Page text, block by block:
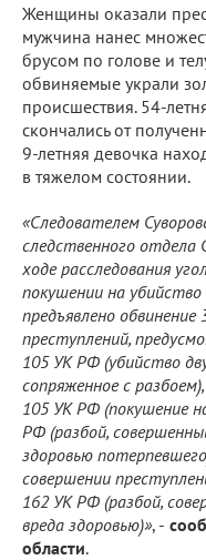
Женщины оказали
мужчина нанес
брусом по голове и
обвиняемые украли
происшествия. 54-
скончались от
9-летняя девочка
в тяжелом состоянии.
«Следователем
следственного отдела
ходе расследования
покушении на
предъявлено
преступлений,
105 УК РФ (убийство
сопряженное с
105 УК РФ (покушение
РФ (разбой,
здоровью
совершении
162 УК РФ (разбой,
вреда здоровью)», -
области.